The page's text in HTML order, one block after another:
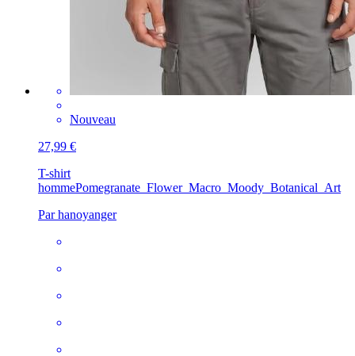
Nouveau
27,99 €
T-shirt
hommePomegranate_Flower_Macro_Moody_Botanical_Art
Par hanoyanger